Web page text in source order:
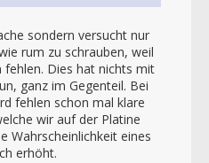
sondern versucht nur
rum zu schrauben, weil
fehlen. Dies hat nichts mit
ganz im Gegenteil. Bei
fehlen schon mal klare
wir auf der Platine
Wahrscheinlichkeit eines
erhöht.